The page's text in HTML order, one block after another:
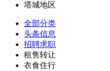
塔城地区
全部分类
头条信息
招聘求职
租售转让
衣食住行